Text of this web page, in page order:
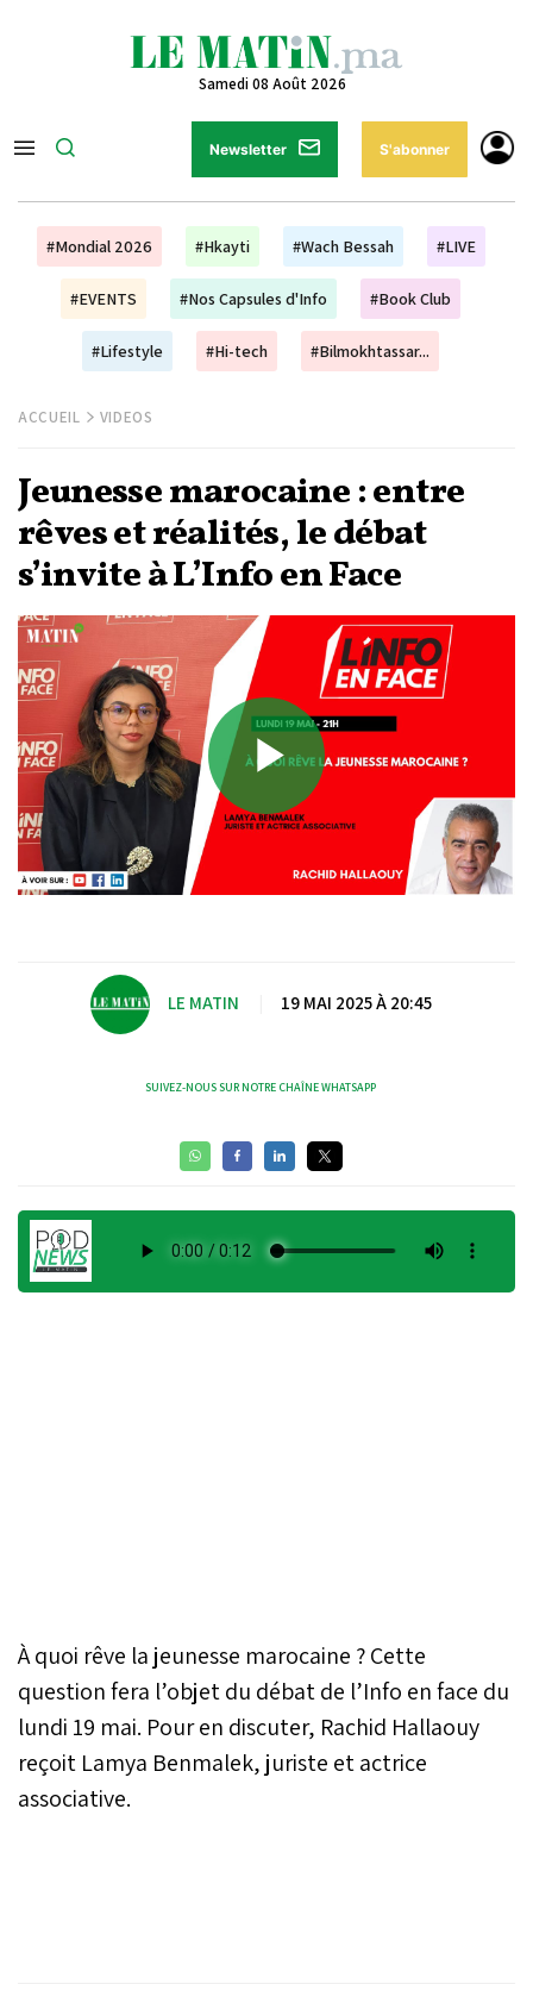
Samedi 08 Août 2026
Newsletter S'abonner
#Mondial 2026 #Hkayti #Wach Bessah #LIVE
#EVENTS #Nos Capsules d'Info #Book Club
#Lifestyle #Hi-tech #Bilmokhtassar...
ACCUEIL VIDEOS
Jeunesse marocaine : entre
rêves et réalités, le débat
s’invite à L’Info en Face
Play
LE MATIN 19 MAI 2025 À 20:45
SUIVEZ-NOUS SUR NOTRE CHAÎNE WHATSAPP
À quoi rêve la jeunesse marocaine ? Cette
question fera l’objet du débat de l’Info en face du
lundi 19 mai. Pour en discuter, Rachid Hallaouy
reçoit Lamya Benmalek, juriste et actrice
associative.